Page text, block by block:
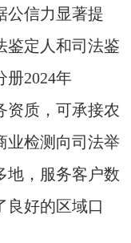
公信力显著提
鉴定人和司法鉴
册2024年
资质，可承接农
业检测向司法举
地，服务客户数
良好的区域口